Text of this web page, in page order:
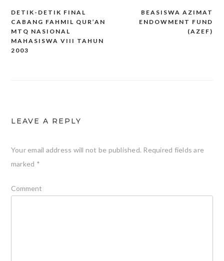
Post
navigation
DETIK-DETIK FINAL
CABANG FAHMIL QUR’AN
MTQ NASIONAL
MAHASISWA VIII TAHUN
2003
BEASISWA AZIMAT
ENDOWMENT FUND
(AZEF)
LEAVE A REPLY
Your email address will not be published. Required fields are
marked *
Comment